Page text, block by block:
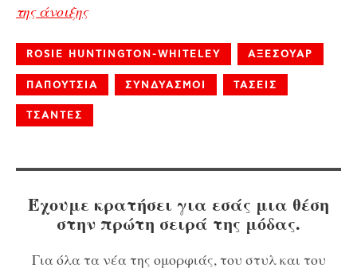
της άνοιξης
ROSIE HUNTINGTON-WHITELEY ΑΞΕΣΟΥΑΡ
ΠΑΠΟΥΤΣΙΑ ΣΥΝΔΥΑΣΜΟΙ ΤΑΣΕΙΣ
ΤΣΑΝΤΕΣ
Έχουμε κρατήσει για εσάς μια θέση
στην πρώτη σειρά της μόδας.
Για όλα τα νέα της ομορφιάς, του στυλ και του